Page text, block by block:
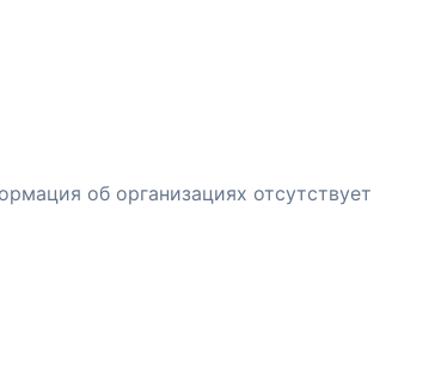
об организациях отсутствует